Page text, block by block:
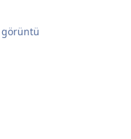
görüntü